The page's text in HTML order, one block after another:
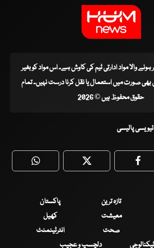
ہونے والا مواد ادارتی ٹیم کی کاوش ہے۔ اس مواد کو بغیر
صورت میں استعمال یا نقل کرنا درست نہیں۔ تمام
حقوق محفوظ ہیں © 2026
پالیسی
WhatsApp Twitter
تازہ ترین
پاکستان
معیشت
کھیل
صحت
انٹرٹینمنٹ
ٹیکنالوجی
دلچسپ و عجیب